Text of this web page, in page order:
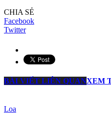
CHIA SẺ
Facebook
Twitter
BÀI VIẾT LIÊN QUANXEM
Loa